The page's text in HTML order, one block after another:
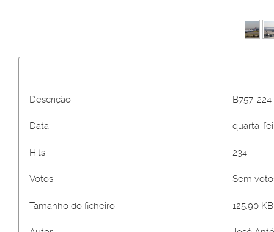
Descrição B757-
Data quarta-
Hits 234
Votos Sem
Tamanho do ficheiro 125.90